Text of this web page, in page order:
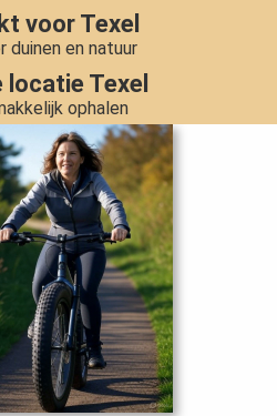
voor Texel
duinen en natuur
locatie Texel
ophalen